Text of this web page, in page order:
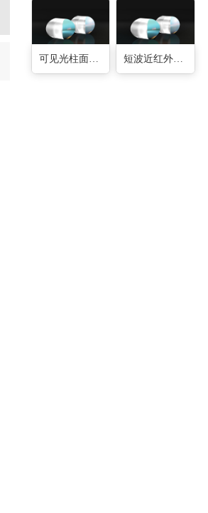
可见光柱面消色差透镜(10种)